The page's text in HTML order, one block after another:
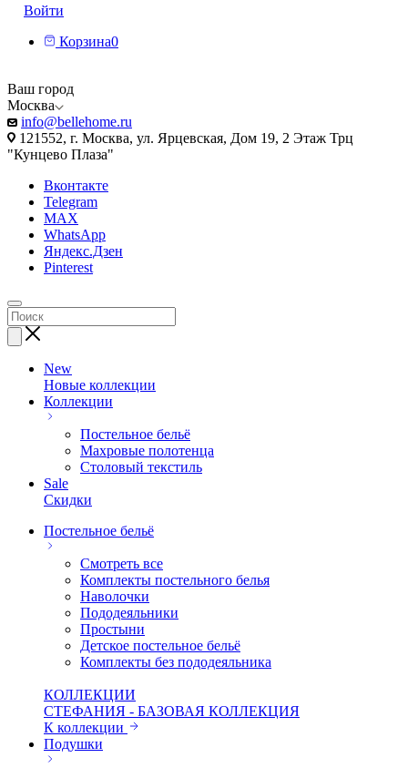
Войти
Корзина0
Ваш город
Москва
info@bellehome.ru
121552, г. Москва, ул. Ярцевская, Дом 19, 2 Этаж Трц
"Кунцево Плаза"
Вконтакте
Telegram
MAX
WhatsApp
Яндекс.Дзен
Pinterest
New
Новые коллекции
Коллекции
Постельное бельё
Махровые полотенца
Столовый текстиль
Sale
Скидки
Постельное бельё
Смотреть все
Комплекты постельного белья
Наволочки
Пододеяльники
Простыни
Детское постельное бельё
Комплекты без пододеяльника
КОЛЛЕКЦИИ
СТЕФАНИЯ - БАЗОВАЯ КОЛЛЕКЦИЯ
К коллекции
Подушки